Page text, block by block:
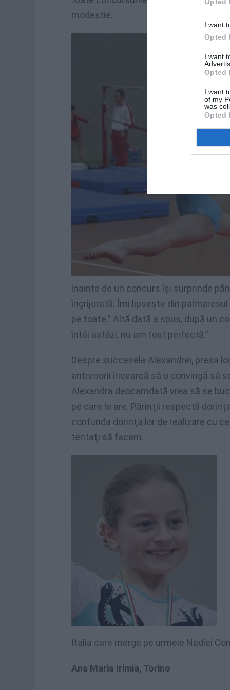
I want
Opted
I want
Opted
I want
of my
was
Opted
modestie.
înainte de un concurs îşi surprinde
îngrijorată. Îmi lipseşte din palmaresul
pe toate.” Altă dată a spus, după un
întâi astăzi, nu am fost perfectă.”
Despre succesele Alexandrei, presa
antrenorii încearcă să o convingă să
Alexandra deocamdată vrea să se
pe care le are. Părinţii respectă
confunda dorinţa lor de realizare cu
tentaţi să facem.
Italia care merge pe urmele Nadiei
Ana Maria Irimia, Torino